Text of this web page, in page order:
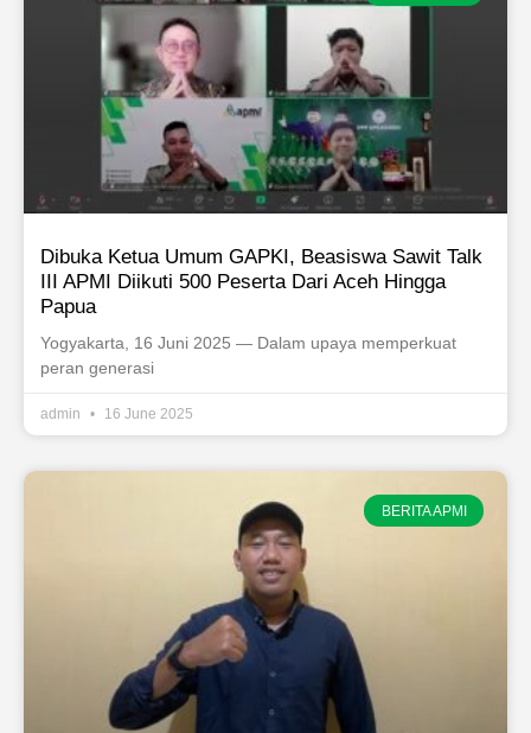
Dibuka Ketua Umum GAPKI, Beasiswa Sawit Talk
III APMI Diikuti 500 Peserta Dari Aceh Hingga
Papua
Yogyakarta, 16 Juni 2025 — Dalam upaya memperkuat
peran generasi
admin 16 June 2025
BERITA APMI